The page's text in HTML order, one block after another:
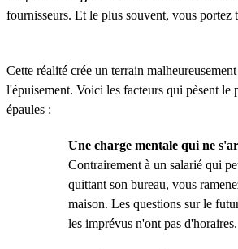
fournisseurs. Et le plus souvent, vous portez
Cette réalité crée un terrain
l'épuisement. Voici les facteurs qui pèsent le
épaules :
Une charge mentale qui ne
Contrairement à un salarié qui
quittant son bureau, vous
maison. Les questions sur le
les imprévus n'ont pas d'horaires.